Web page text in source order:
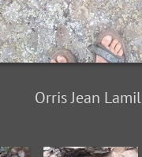
Orris Jean Lamil